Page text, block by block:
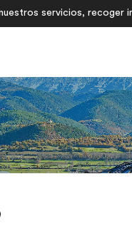
servicios, recoger